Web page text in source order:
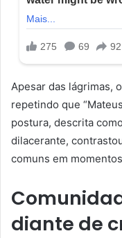
Apesar das lágrimas,
repetindo que
postura, descrita
dilacerante,
comuns em
diante de